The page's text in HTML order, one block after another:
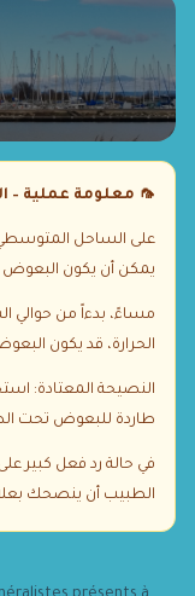
🦟 معلومة عملية –
على الساحل المتوسطي
يمكن أن يكون البعوض
الحرارة، قد يكون
النصيحة المعتادة:
طاردة للبعوض تحت
في حالة رد فعل كبير
الطبيب أن ينصحك